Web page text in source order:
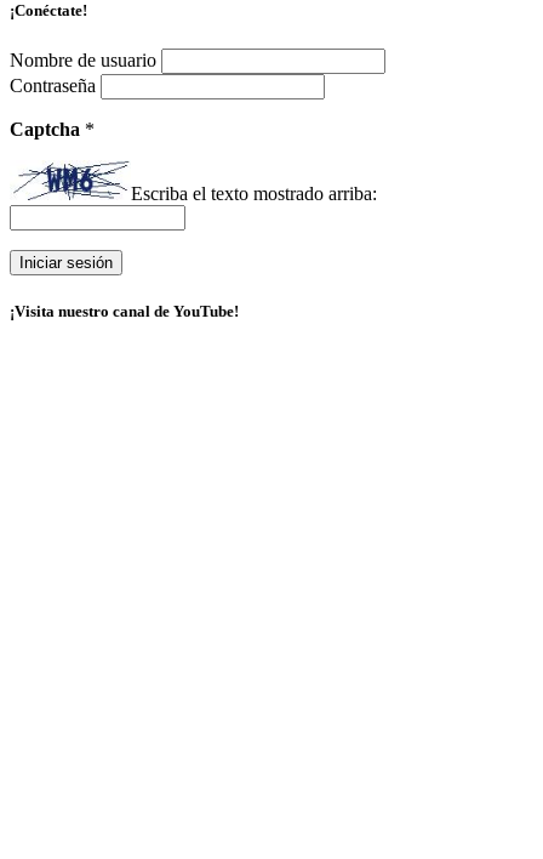
¡Conéctate!
Nombre de usuario
Contraseña
Captcha *
Escriba el texto mostrado arriba:
¡Visita nuestro canal de YouTube!